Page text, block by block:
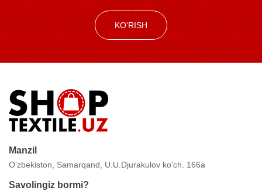
KO'RISH
Manzil
O'zbekiston, Samarqand, U.U.Djurakulov ko'ch. 166a
Savolingiz bormi?